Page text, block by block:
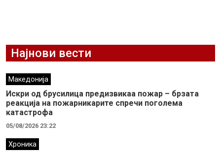
Најнови вести
Македонија
Искри од брусилица предизвикаа пожар – брзата
реакција на пожарникарите спречи поголема
катастрофа
05/08/2026 23:22
Хроника